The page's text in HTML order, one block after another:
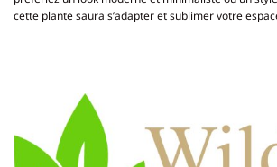
cette plante saura s’adapter et sublimer votre